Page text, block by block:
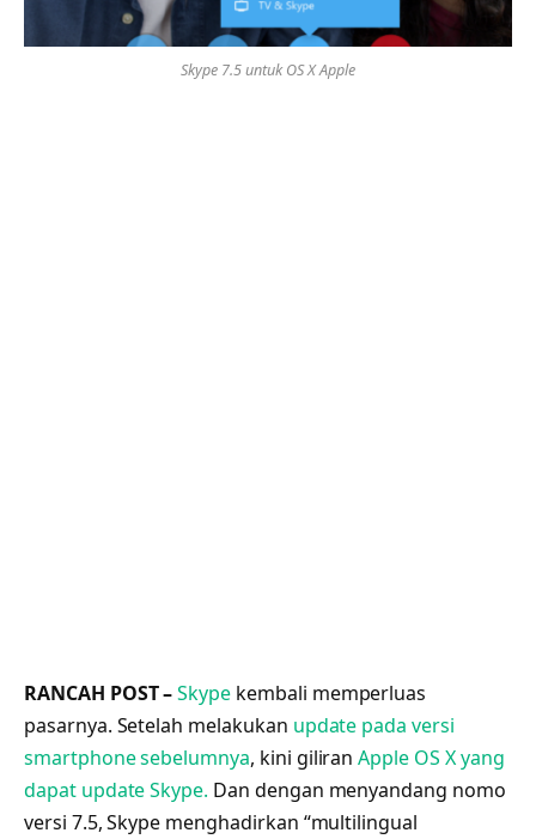
Skype 7.5 untuk OS X Apple
RANCAH POST –Skype kembali memperluas
pasarnya. Setelah melakukan update pada versi
smartphone sebelumnya, kini giliranApple OS X yang
dapat update Skype. Dan dengan menyandang nomo
versi 7.5, Skype menghadirkan “multilingual